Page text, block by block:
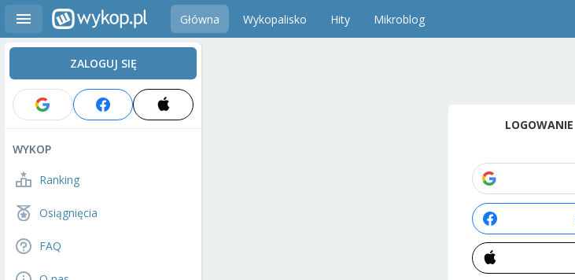
Główna Wykopalisko Hity Mikroblog
ZALOGUJ SIĘ
WYKOP
Ranking
Osiągnięcia
FAQ
LOGOWANIE